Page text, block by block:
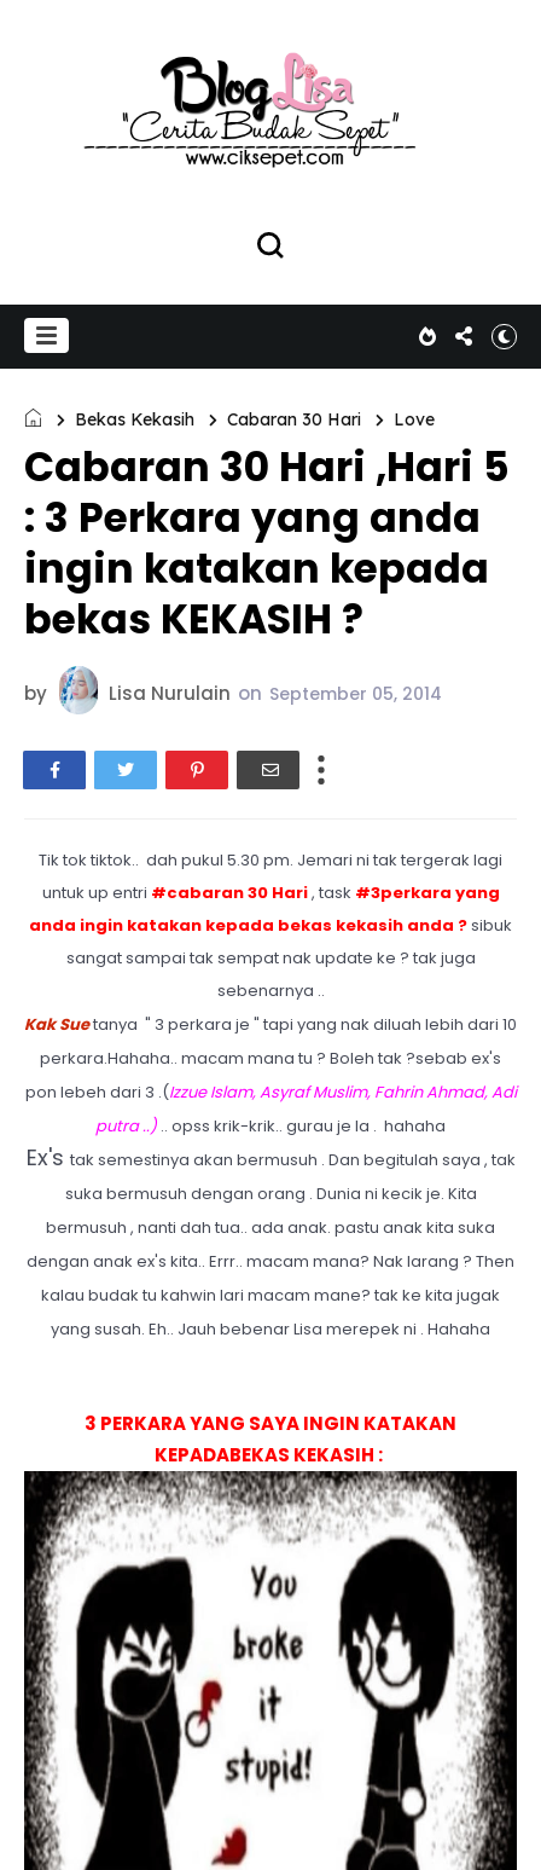
Bekas Kekasih Cabaran 30 Hari Love
Cabaran 30 Hari ,Hari 5
: 3 Perkara yang anda
ingin katakan kepada
bekas KEKASIH ?
by Lisa Nurulain on September 05, 2014
Tik tok tiktok.. dah pukul 5.30 pm. Jemari ni tak tergerak lagi
untuk up entri #cabaran 30 Hari, task #3perkara yang
anda ingin katakan kepada bekas kekasih anda ?sibuk
sangat sampai tak sempat nak update ke ? tak juga
sebenarnya ..
Kak Suetanya " 3 perkara je " tapi yang nak diluah lebih dari 10
perkara.Hahaha.. macam mana tu ? Boleh tak ?sebab ex's
pon lebeh dari 3 .(Izzue Islam, Asyraf Muslim, Fahrin Ahmad, Adi
putra ..) .. opss krik-krik.. gurau je la . hahaha
Ex's tak semestinya akan bermusuh . Dan begitulah saya , tak
suka bermusuh dengan orang . Dunia ni kecik je. Kita
bermusuh , nanti dah tua.. ada anak. pastu anak kita suka
dengan anak ex's kita.. Errr.. macam mana? Nak larang ? Then
kalau budak tu kahwin lari macam mane? tak ke kita jugak
yang susah. Eh.. Jauh bebenar Lisa merepek ni . Hahaha
3 PERKARA YANG SAYA INGIN KATAKAN
KEPADABEKAS KEKASIH :